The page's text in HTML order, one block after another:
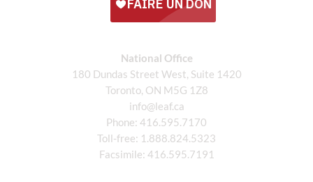
National Office
180 Dundas Street West, Suite 1420
Toronto, ON M5G 1Z8
info@leaf.ca
Phone: 416.595.7170
Toll-free: 1.888.824.5323
Facsimile: 416.595.7191